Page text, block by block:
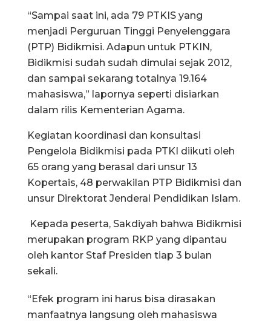
“Sampai saat ini, ada 79 PTKIS yang
menjadi Perguruan Tinggi Penyelenggara
(PTP) Bidikmisi. Adapun untuk PTKIN,
Bidikmisi sudah sudah dimulai sejak 2012,
dan sampai sekarang totalnya 19.164
mahasiswa,” lapornya seperti disiarkan
dalam rilis Kementerian Agama.
Kegiatan koordinasi dan konsultasi
Pengelola Bidikmisi pada PTKI diikuti oleh
65 orang yang berasal dari unsur 13
Kopertais, 48 perwakilan PTP Bidikmisi dan
unsur Direktorat Jenderal Pendidikan Islam.
Kepada peserta, Sakdiyah bahwa Bidikmisi
merupakan program RKP yang dipantau
oleh kantor Staf Presiden tiap 3 bulan
sekali.
“Efek program ini harus bisa dirasakan
manfaatnya langsung oleh mahasiswa